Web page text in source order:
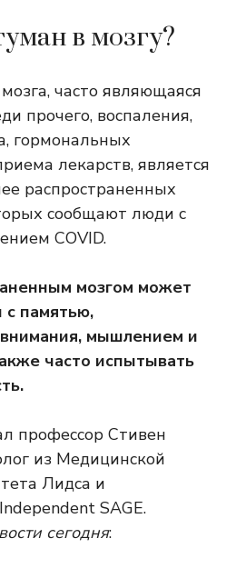
в мозгу?
часто являющаяся
прочего, воспаления,
гормональных
лекарств, является
распространенных
сообщают люди с
COVID.
мозгом может
памятью,
мышлением и
часто испытывать
профессор Стивен
из Медицинской
Лидса и
SAGE.
сегодня: